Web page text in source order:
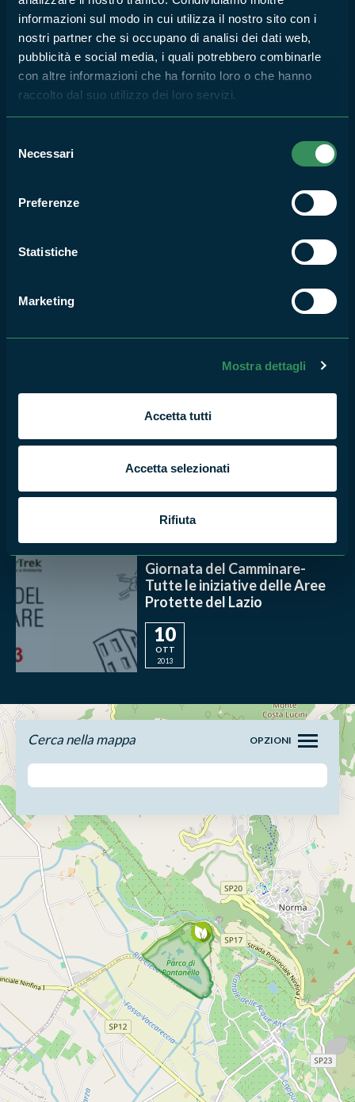
informazioni sul modo in cui utilizza il nostro sito con i
nostri partner che si occupano di analisi dei dati web,
pubblicità e social media, i quali potrebbero combinarle
con altre informazioni che ha fornito loro o che hanno
raccolto dal suo utilizzo dei loro servizi.
delNecessari
Preferenze
Statistiche
Marketing
Mostra dettagli
Accetta tutti
Accetta selezionati
Rifiuta
MONUMENTO NATURALE GIARDINO DI NINFA
Parco Monti Aurunci: corso
Un libro nella natura
3
2014
Giornata del Camminare-
Tutte le iniziative delle Aree
Protette del Lazio
10
OTT
2013
Cerca nella mappa OPZIONI